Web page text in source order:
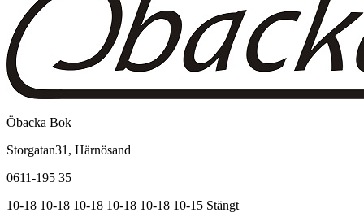
Öbacka Bok
Storgatan31, Härnösand
0611-195 35
10-18 10-18 10-18 10-18 10-18 10-15 Stängt